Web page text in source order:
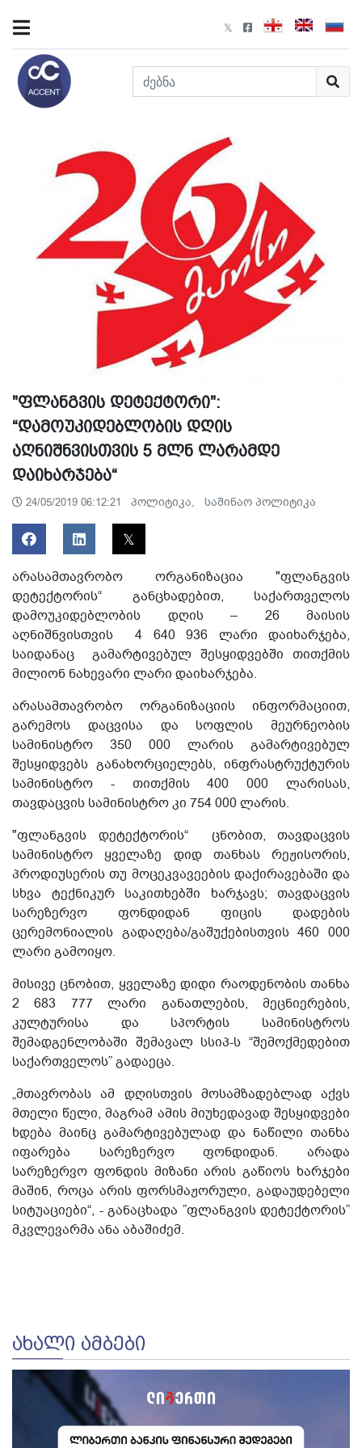
"ფლანგვის დეტექტორი":
“დამოუკიდებლობის დღის
აღნიშნვისთვის 5 მლნ ლარამდე
დაიხარჯება“
24/05/2019 06:12:21 პოლიტიკა, საშინაო პოლიტიკა
არასამთავრობო ორგანიზაცია "ფლანგვის
დეტექტორის“ განცხადებით, საქართველოს
დამოუკიდებლობის დღის – 26 მაისის
აღნიშნვისთვის 4 640 936 ლარი დაიხარჯება,
საიდანაც გამარტივებულ შესყიდვებში თითქმის
მილიონ ნახევარი ლარი დაიხარჯება.
არასამთავრობო ორგანიზაციის ინფორმაციით,
გარემოს დაცვისა და სოფლის მეურნეობის
სამინისტრო 350 000 ლარის გამარტივებულ
შესყიდვებს განახორციელებს, ინფრასტრუქტურის
სამინისტრო - თითქმის 400 000 ლარისას,
თავდაცვის სამინისტრო კი 754 000 ლარის.
"ფლანგვის დეტექტორის“ ცნობით, თავდაცვის
სამინისტრო ყველაზე დიდ თანხას რეჟისორის,
პროდიუსერის თუ მოცეკვავეების დაქირავებაში და
სხვა ტექნიკურ საკითხებში ხარჯავს; თავდაცვის
სარეზერვო ფონდიდან ფიცის დადების
ცერემონიალის გადაღება/გაშუქებისთვის 460 000
ლარი გამოიყო.
მისივე ცნობით, ყველაზე დიდი რაოდენობის თანხა
2 683 777 ლარი განათლების, მეცნიერების,
კულტურისა და სპორტის სამინისტროს
შემადგენლობაში შემავალ სსიპ-ს “შემოქმედებით
საქართველოს” გადაეცა.
„მთავრობას ამ დღისთვის მოსამზადებლად აქვს
მთელი წელი, მაგრამ ამის მიუხედავად შესყიდვები
ხდება მაინც გამარტივებულად და ნაწილი თანხა
იფარება სარეზერვო ფონდიდან. არადა
სარეზერვო ფონდის მიზანი არის გაწიოს ხარჯები
მაშინ, როცა არის ფორსმაჟორული, გადაუდებელი
სიტუაციები“, - განაცხადა ”ფლანგვის დეტექტორის”
მკვლევარმა ანა აბაშიძემ.
ᲐᲮᲐᲚᲘ ᲐᲛᲑᲔᲑᲘ